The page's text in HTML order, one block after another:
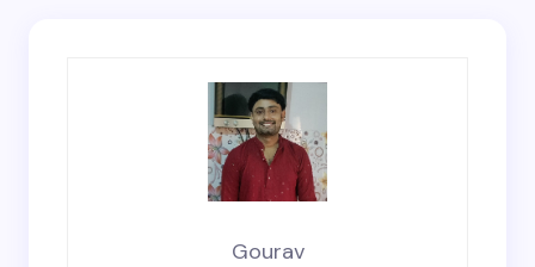
Gourav